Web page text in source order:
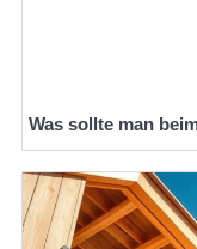
Was sollte man